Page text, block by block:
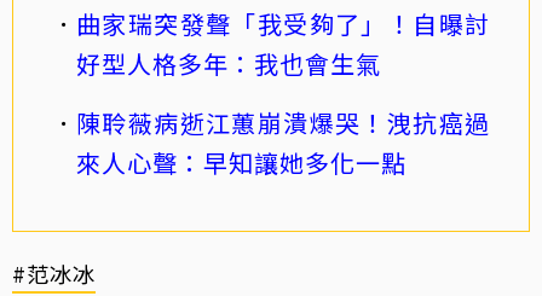
曲家瑞突發聲「我受夠了」！自曝討
好型人格多年：我也會生氣
陳聆薇病逝江蕙崩潰爆哭！洩抗癌過
來人心聲：早知讓她多化一點
#范冰冰